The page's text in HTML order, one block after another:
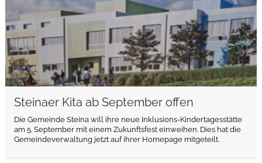
Steinaer Kita ab September offen
Die Gemeinde Steina will ihre neue Inklusions-Kindertagesstätte
am 5. September mit einem Zukunftsfest einweihen. Dies hat die
Gemeindeverwaltung jetzt auf ihrer Homepage mitgeteilt.